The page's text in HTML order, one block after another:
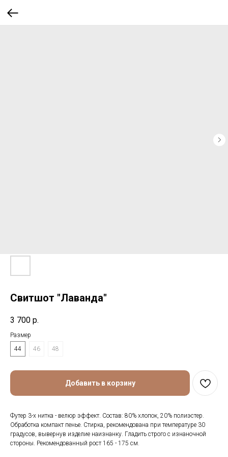
Свитшот "Лаванда"
3 700 р.
Размер
44
46 48
Добавить в корзину
Футер 3-х нитка - велюр эффект. Состав: 80% хлопок, 20% полиэстер.
Обработка компакт пенье. Стирка, рекомендована при температуре 30
градусов, вывернув изделие наизнанку. Гладить строго с изнаночной
стороны. Рекомендованный рост 165 - 175 см.